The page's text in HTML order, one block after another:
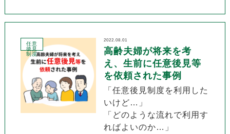
任意
後見
制度
2022.08.01
高齢夫婦が将来を考
え、生前に任意後見等
を依頼された事例
「任意後見制度を利用した
いけど…」
「どのような流れで利用す
ればよいのか…」